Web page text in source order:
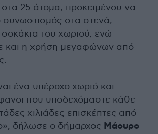
στα 25 άτομα, προκειμένου να
στα στενά,
του χωριού, ενώ
και η χρήση μεγαφώνων από
ένα υπέροχο χωριό και
που υποδεχόμαστε κάθε
χιλιάδες επισκέπτες από
δήλωσε ο δήμαρχος Μάουρο